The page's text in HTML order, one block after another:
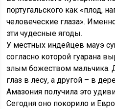
португальского как «плод,
человеческие глаза».
эти чудесные ягоды.
У местных индейцев мауэ
согласно которой гуарана
злым божеством мальчика.
глаз в лесу, а другой – в
Амазония получила это
Сегодня оно покорило и